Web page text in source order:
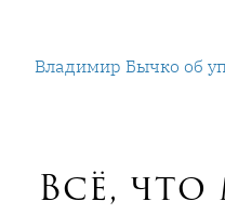
содержимому
Владимир Бычко об
Всё, что